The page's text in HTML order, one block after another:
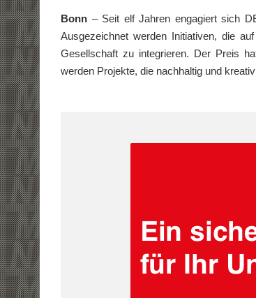
Bonn – Seit elf Jahren engagiert sich
Ausgezeichnet werden Initiativen, die
Gesellschaft zu integrieren. Der Preis
werden Projekte, die nachhaltig und